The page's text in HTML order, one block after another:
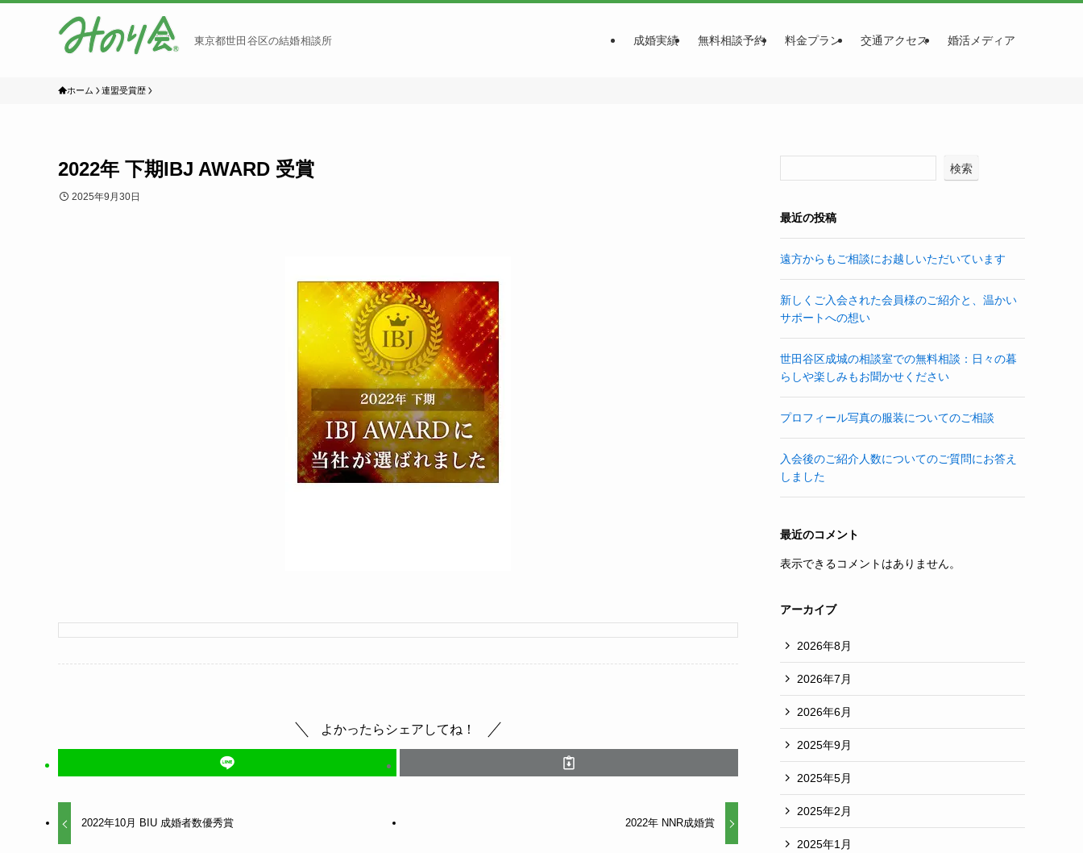
東京都世田谷区の結婚相談所 成婚実績 無料相談予約 料金プラン 交通アクセス 婚活メディア
ホーム 連盟受賞歴
2022年 下期IBJ AWARD 受賞
2025年9月30日
よかったらシェアしてね！
2022年10月 BIU 成婚者数優秀賞 2022年 NNR成婚賞
検索
最近の投稿
遠方からもご相談にお越しいただいています
新しくご入会された会員様のご紹介と、温かい
サポートへの想い
世田谷区成城の相談室での無料相談：日々の暮
らしや楽しみもお聞かせください
プロフィール写真の服装についてのご相談
入会後のご紹介人数についてのご質問にお答え
しました
最近のコメント
表示できるコメントはありません。
アーカイブ
2026年8月
2026年7月
2026年6月
2025年9月
2025年5月
2025年2月
2025年1月